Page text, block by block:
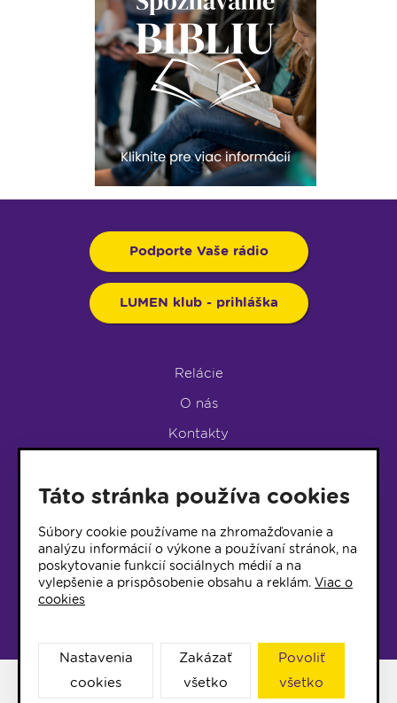
Podporte Vaše rádio
LUMEN klub - prihláška
Relácie
O nás
Kontakty
LUMEN KLUB
LUMEN KLUB PRIHLÁŠKA
© 2017 Rádio Lumen, Všetky práva vyhradené
Facebook
Táto stránka používa cookies
Súbory cookie používame na zhromažďovanie a
analýzu informácií o výkone a používaní stránok, na
poskytovanie funkcií sociálnych médií a na
vylepšenie a prispôsobenie obsahu a reklám. Viac o
cookies
Nastavenia
cookies
Zakázať
všetko
Povoliť
všetko